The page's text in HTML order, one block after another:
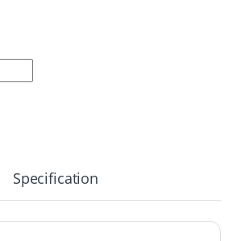
Silikon Kılıfı 4 Buton Siyah
Specification